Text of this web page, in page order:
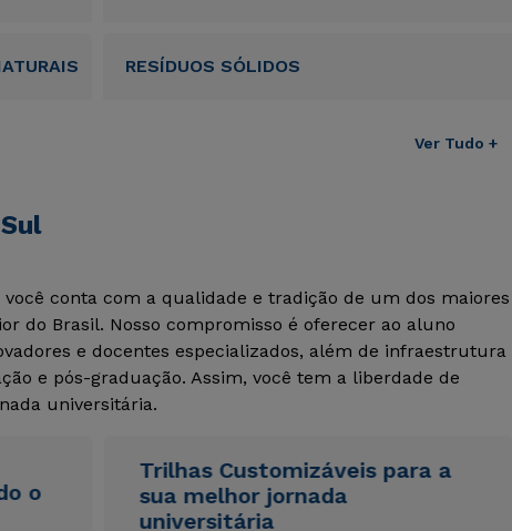
RESÍDUOS SÓLIDOS
Ver Tudo +
conta com a qualidade e tradição de um dos maiores
do Brasil. Nosso compromisso é oferecer ao aluno
e docentes especializados, além de infraestrutura
e pós-graduação. Assim, você tem a liberdade de
universitária.
o
Trilhas Customizáveis para a
sua melhor jornada
universitária
Rápido e fácil
WhatsApp
Rápido e fácil
WhatsApp